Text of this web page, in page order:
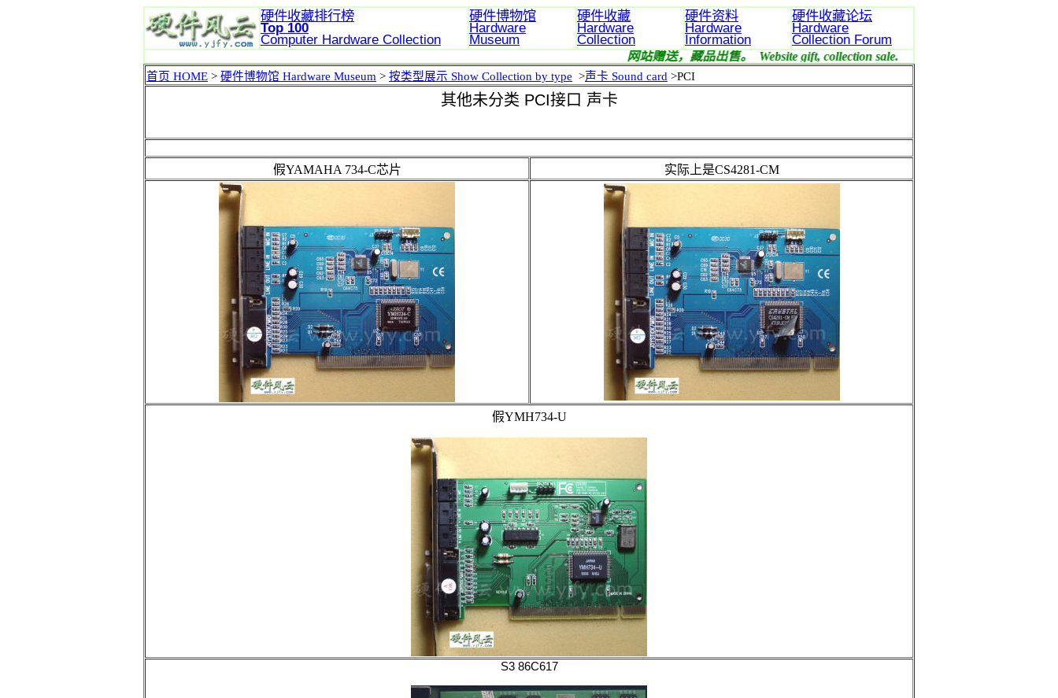
硬件收藏排行榜
Top 100
Computer Hardware Collection
硬件博物馆
Hardware
Museum
硬件收藏
Hardware
Collection
硬件资料
Hardware
Information
硬件收藏论坛
Hardware
Collection Forum
首页 HOME > 硬件博物馆 Hardware Museum > 按类型展示 Show Collection by type >声卡 Sound card >PCI
其他未分类 PCI接口 声卡
假YAMAHA 734-C芯片 实际上是CS4281-CM
假YMH734-U
S3 86C617